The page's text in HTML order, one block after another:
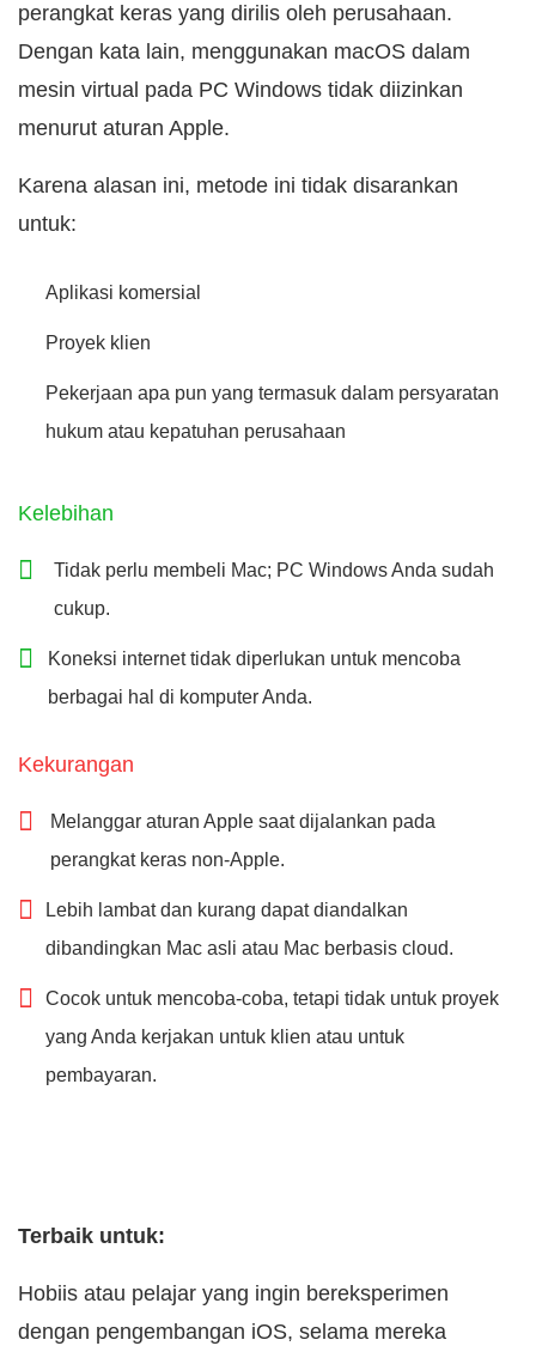
perangkat keras yang dirilis oleh perusahaan.
Dengan kata lain, menggunakan macOS dalam
mesin virtual pada PC Windows tidak diizinkan
menurut aturan Apple.
Karena alasan ini, metode ini tidak disarankan
untuk:
Aplikasi komersial
Proyek klien
Pekerjaan apa pun yang termasuk dalam persyaratan
hukum atau kepatuhan perusahaan
Kelebihan
Tidak perlu membeli Mac; PC Windows Anda sudah
cukup.
Koneksi internet tidak diperlukan untuk mencoba
berbagai hal di komputer Anda.
Kekurangan
Melanggar aturan Apple saat dijalankan pada
perangkat keras non-Apple.
Lebih lambat dan kurang dapat diandalkan
dibandingkan Mac asli atau Mac berbasis cloud.
Cocok untuk mencoba-coba, tetapi tidak untuk proyek
yang Anda kerjakan untuk klien atau untuk
pembayaran.
Terbaik untuk:
Hobiis atau pelajar yang ingin bereksperimen
dengan pengembangan iOS, selama mereka